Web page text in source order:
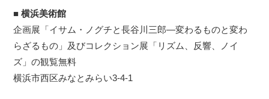
■横浜美術館
企画展「イサム・ノグチと長谷川三郎―変わるものと変わ
らざるもの」及びコレクション展「リズム、反響、ノイ
ズ」の観覧無料
横浜市西区みなとみらい3-4-1